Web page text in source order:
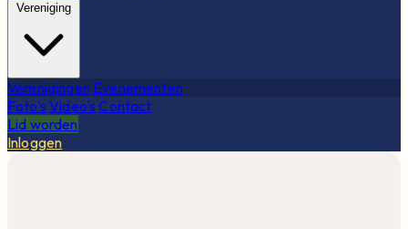
Vereniging
Verenigingen Evenementen
Foto's Video's Contact
Lid worden
Inloggen